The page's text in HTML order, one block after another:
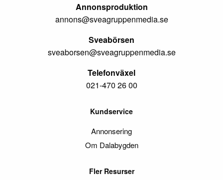
Annonsproduktion
annons@sveagruppenmedia.se
Sveabörsen
sveaborsen@sveagruppenmedia.se
Telefonväxel
021-470 26 00
Kundservice
Annonsering
Om Dalabygden
Fler Resurser